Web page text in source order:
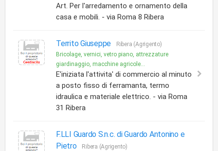
Art. Per l'arredamento e ornamento della
casa e mobili. - via Roma 8 Ribera
Territo Giuseppe
Ribera (Agrigento)
Bricolage, vernici, vetro piano, attrezzature
giardinaggio, macchine agricole...
E'iniziata l'attivita' di commercio al minuto
a posto fisso di ferramanta, termo
idraulica e materiale elettrico. - via Roma
31 Ribera
F.LLI Guardo S.n.c. di Guardo Antonino e
Pietro
Ribera (Agrigento)